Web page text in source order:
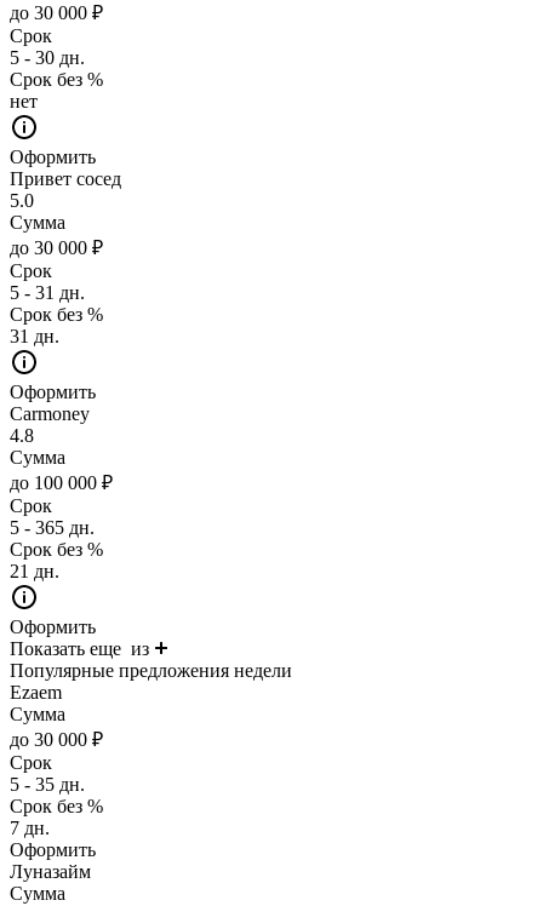
до 30 000 ₽
Срок
5 - 30 дн.
Срок без %
нет
Оформить
Привет сосед
5.0
Сумма
до 30 000 ₽
Срок
5 - 31 дн.
Срок без %
31 дн.
Оформить
Carmoney
4.8
Сумма
до 100 000 ₽
Срок
5 - 365 дн.
Срок без %
21 дн.
Оформить
Показать еще из
Популярные предложения недели
Ezaem
Сумма
до 30 000 ₽
Срок
5 - 35 дн.
Срок без %
7 дн.
Оформить
Луназайм
Сумма